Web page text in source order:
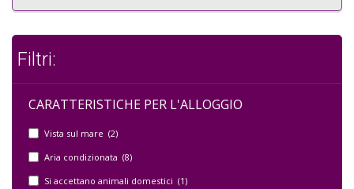
Filtri:
CARATTERISTICHE PER L'ALLOGGIO
Vista sul mare (2)
Aria condizionata (8)
Si accettano animali domestici (1)